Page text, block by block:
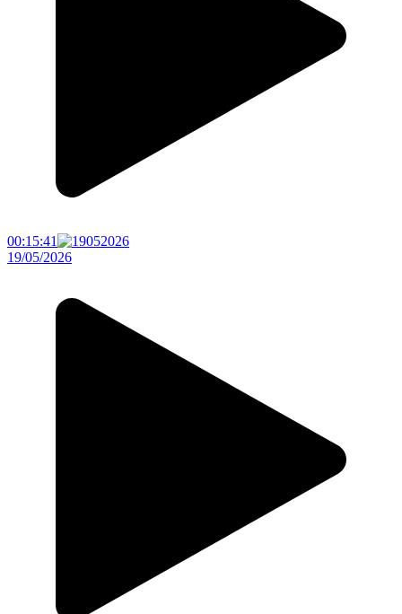
00:15:41
19/05/2026